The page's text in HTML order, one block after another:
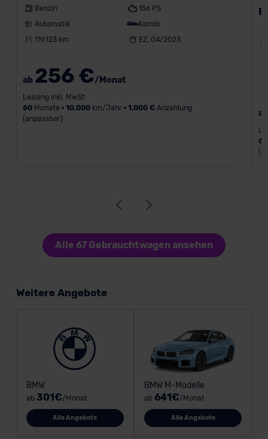
Benzin
156 PS
Automatik
Kombi
119.123 km
EZ: 04/2023
ab 256 €/Monat
Leasing inkl. MwSt.
60Monate • 10.000km/Jahr • 1.000 €Anzahlung
(anpassbar)
60
Alle 67 Gebrauchtwagen ansehen
Weitere Angebote
BMW
ab 301€/Monat
Alle Angebote
BMW M-Modelle
ab 641€/Monat
Alle Angebote